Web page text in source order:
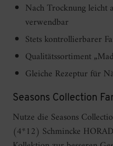
Nach Trocknung leicht
verwendbar
Stets kontrollierbarer
Qualitätssortiment
Gleiche Rezeptur für
Seasons Collection
Nutze die Seasons
(4*12) Schmincke